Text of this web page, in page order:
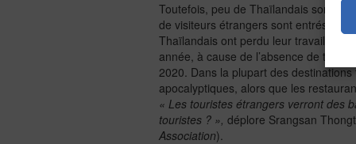
Toutefois, peu de Thaïlandais sont
de visiteurs étrangers sont entrés en
Thaïlandais ont perdu leur travail
année, à cause de l’absence de
2020. Dans la plupart des
apocalyptiques, alors que les
« Les touristes étrangers verront des
touristes ? », déplore Srangsan
Association).